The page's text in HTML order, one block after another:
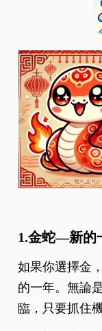
1.金蛇—新的
如果你選擇金
的一年。無論
臨，只要抓住